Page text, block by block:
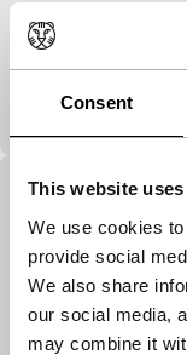
Consent
This website
We use cookies
provide social
We also share
our social media,
may combine it
Monologue #1
Short: As Long As It
strand.
The
Short: Starting
Aangrijpend,
zit na een
videocamera.